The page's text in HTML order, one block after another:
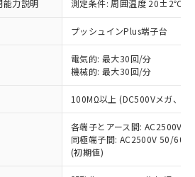
能力説明 測定条件: 周囲温度 20±2℃、
プッシュインPlus端子台
電気的: 最大30回/分
機械的: 最大30回/分
100MΩ以上 (DC500Vメガ、点
各端子とアース間: AC2500V
同極端子間: AC2500V 50/
(初期値)
社在庫状況および標準価格
提供させていただくもので
機器事業取扱商品の中には、
スの対象外となる商品もある
了承ください。
および標準価格照会結果は、
いる更新日時点での社内デー
き作成されるものであり、閲
時点での実際の在庫および標
は異なる場合があることをご
センス料など無形物で、有
係のない商品です。
により、非含有部品として
有品と判明した場合などや
ることがあります。
下、 水銀(Hg) 1000ppm以下、 カド
1000ppm以下、ポリ臭化ビフェニル
下、ポリ臭化ジフェニルエーテル類
下、フタル酸ビス(2-エチルヘキシ
質材料含有率が中国RoHSの
ることを示します。
材料含有率が中国RoHSの
いることを示します。
です。当社販売部門へお問
。
の基準値 (GB/T26572)：
Hg(水銀) : 1000ppm、 Cd(カドミウ
: 1000ppm、 PBBs(ポリ臭化ビフェ
これら貴社製品のうち、外国
び外国貿易法に定める商品
制貨物等」という）を輸出
輸出許可(または役務取引許
するなどの必要な手続きを